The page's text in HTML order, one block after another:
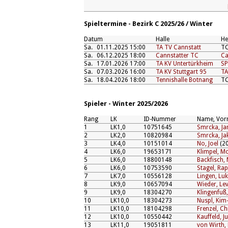
Spieltermine - Bezirk C 2025/26 / Winter
Datum Halle
Sa. 01.11.2025 15:00 TA TV Cannstatt
Sa. 06.12.2025 18:00 Cannstatter TC
Sa.
17.01.2026 17:00 TA KV Untertürkheim
Sa. 07.03.2026 16:00 TA KV Stuttgart 95
Sa.
18.04.2026 18:00 Tennishalle Botnang
Spieler - Winter 2025/2026
Rang LK ID-Nummer
Name,
1
LK1,0 10751645
Smrcka,
2
LK2,0 10820984
Smrcka,
3
LK4,0 10151014 No, Joel
4
LK6,0 19653171
Klimpel,
5
LK6,0 18800148
Backfisch,
6
LK6,0 10753590
Stagel,
7
LK7,0 10556128
Lingen,
8
LK9,0 10657094
Wieder,
9
LK9,0 18304270
10
LK10,0 18304273
Nuspl,
11
LK10,0 18104298
Frenzel,
12
LK10,0 10550442
Kauffeld,
13
LK11,0 19051811 von Wirth,